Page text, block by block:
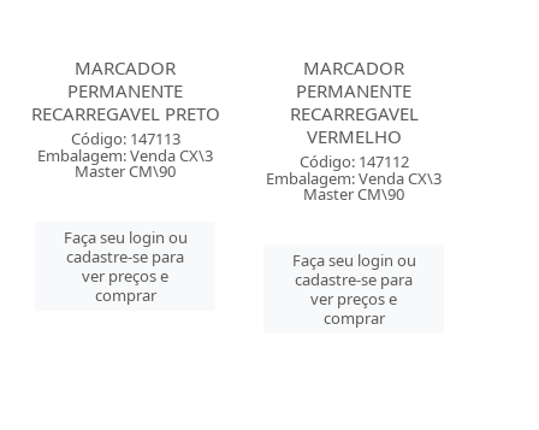
MARCADOR
PERMANENTE
RECARREGAVEL PRETO
Código: 147113
Embalagem: Venda CX\3
Master CM\90
Faça seu login ou
cadastre-se para
ver preços e
comprar
MARCADOR
PERMANENTE
RECARREGAVEL
VERMELHO
Código: 147112
Embalagem: Venda CX\3
Master CM\90
Faça seu login ou
cadastre-se para
ver preços e
comprar